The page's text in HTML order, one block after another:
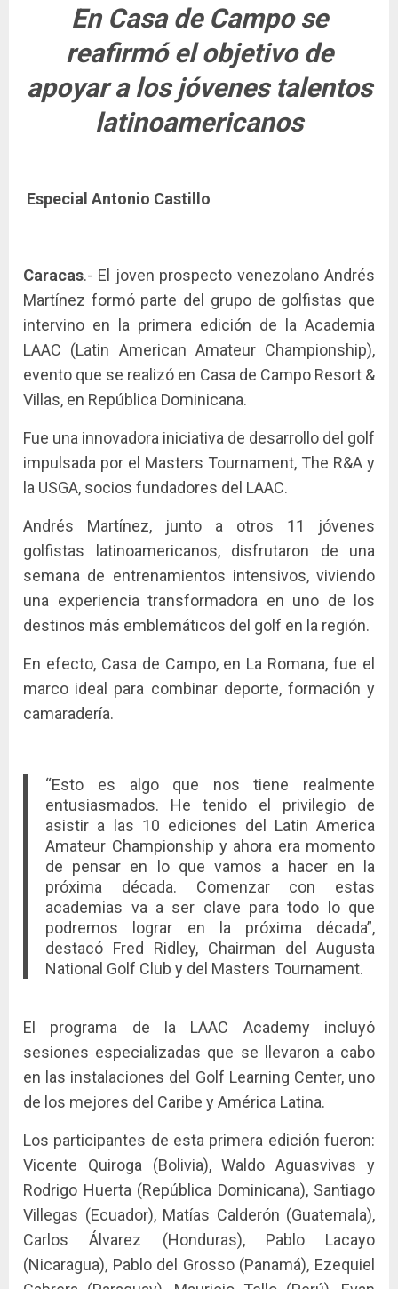
En Casa de Campo se
reafirmó el objetivo de
apoyar a los jóvenes talentos
latinoamericanos
Especial Antonio Castillo
Caracas.- El joven prospecto venezolano Andrés
Martínez formó parte del grupo de golfistas que
intervino en la primera edición de la Academia
LAAC (Latin American Amateur Championship),
evento que se realizó en Casa de Campo Resort &
Villas, en República Dominicana.
Fue una innovadora iniciativa de desarrollo del golf
impulsada por el Masters Tournament, The R&A y
la USGA, socios fundadores del LAAC.
Andrés Martínez, junto a otros 11 jóvenes
golfistas latinoamericanos, disfrutaron de una
semana de entrenamientos intensivos, viviendo
una experiencia transformadora en uno de los
destinos más emblemáticos del golf en la región.
En efecto, Casa de Campo, en La Romana, fue el
marco ideal para combinar deporte, formación y
camaradería.
“Esto es algo que nos tiene realmente
entusiasmados. He tenido el privilegio de
asistir a las 10 ediciones del Latin America
Amateur Championship y ahora era momento
de pensar en lo que vamos a hacer en la
próxima década. Comenzar con estas
academias va a ser clave para todo lo que
podremos lograr en la próxima década”,
destacó Fred Ridley, Chairman del Augusta
National Golf Club y del Masters Tournament.
El programa de la LAAC Academy incluyó
sesiones especializadas que se llevaron a cabo
en las instalaciones del Golf Learning Center, uno
de los mejores del Caribe y América Latina.
Los participantes de esta primera edición fueron:
Vicente Quiroga (Bolivia), Waldo Aguasvivas y
Rodrigo Huerta (República Dominicana), Santiago
Villegas (Ecuador), Matías Calderón (Guatemala),
Carlos Álvarez (Honduras), Pablo Lacayo
(Nicaragua), Pablo del Grosso (Panamá), Ezequiel